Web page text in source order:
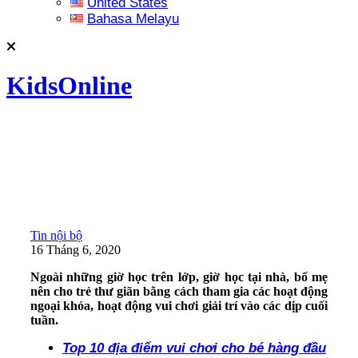
Bahasa Melayu
KidsOnline
Tin nội bộ
16 Tháng 6, 2020
Ngoài những giờ học trên lớp, giờ học tại nhà, bố mẹ
nên cho trẻ thư giãn bằng cách tham gia các hoạt động
ngoại khóa, hoạt động vui chơi giải trí vào các dịp cuối
tuần.
Top 10 địa điểm vui chơi cho bé hàng đầu